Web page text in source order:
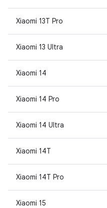
Xiaomi 13T Pro
Xiaomi 13 Ultra
Xiaomi 14
Xiaomi 14 Pro
Xiaomi 14 Ultra
Xiaomi 14T
Xiaomi 14T Pro
Xiaomi 15